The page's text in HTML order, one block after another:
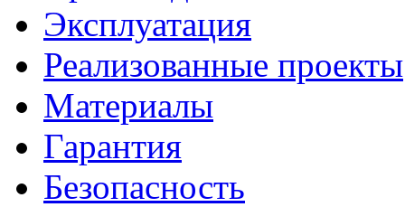
Эксплуатация
Реализованные проекты
Материалы
Гарантия
Безопасность